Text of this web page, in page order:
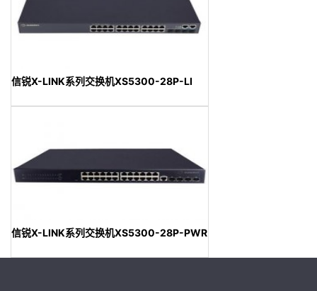
信锐X-LINK系列交换机XS5300-28P-LI
信锐X-LINK系列交换机XS5300-28P-PWR